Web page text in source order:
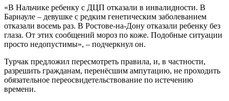
«В Нальчике ребенку с ДЦП отказали в инвалидности. В
Барнауле – девушке с редким генетическим заболеванием
отказали восемь раз. В Ростове-на-Дону отказали ребенку без
глаза. От этих сообщений мороз по коже. Подобные ситуации
просто недопустимы», – подчеркнул он.
Турчак предложил пересмотреть правила, и, в частности,
разрешить гражданам, перенёсшим ампутацию, не проходить
обязательное переосвидетельствование по истечению
времени.